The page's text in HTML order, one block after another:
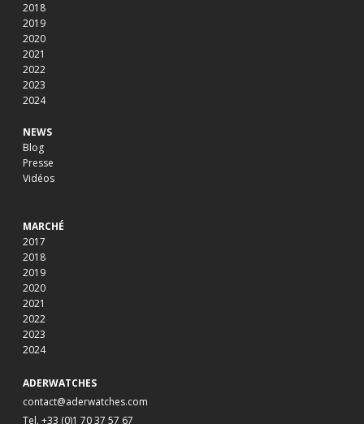
2018
2019
2020
2021
2022
2023
2024
NEWS
Blog
Presse
Vidéos
MARCHÉ
2017
2018
2019
2020
2021
2022
2023
2024
ADERWATCHES
contact@aderwatches.com
Tel. +33 (0)1 70 37 57 67